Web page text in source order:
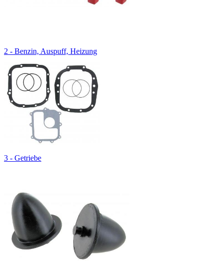
2 - Benzin, Auspuff, Heizung
3 - Getriebe